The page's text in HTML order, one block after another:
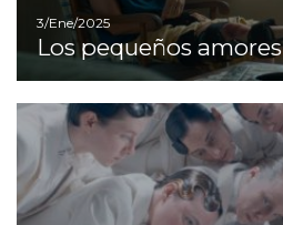
3/Ene/2025
Los pequeños amores